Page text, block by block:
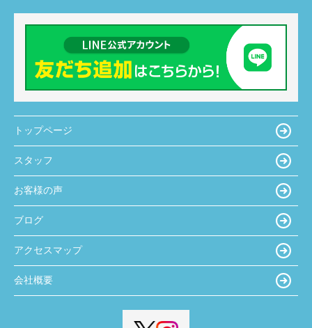
トップページ
スタッフ
お客様の声
ブログ
アクセスマップ
会社概要